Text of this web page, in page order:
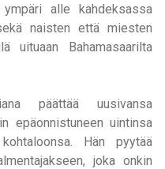
alle kahdeksassa
naisten että miesten
uituaan Bahamasaarilta
päättää uusivansa
epäonnistuneen uintinsa
Hän pyytää
joka onkin